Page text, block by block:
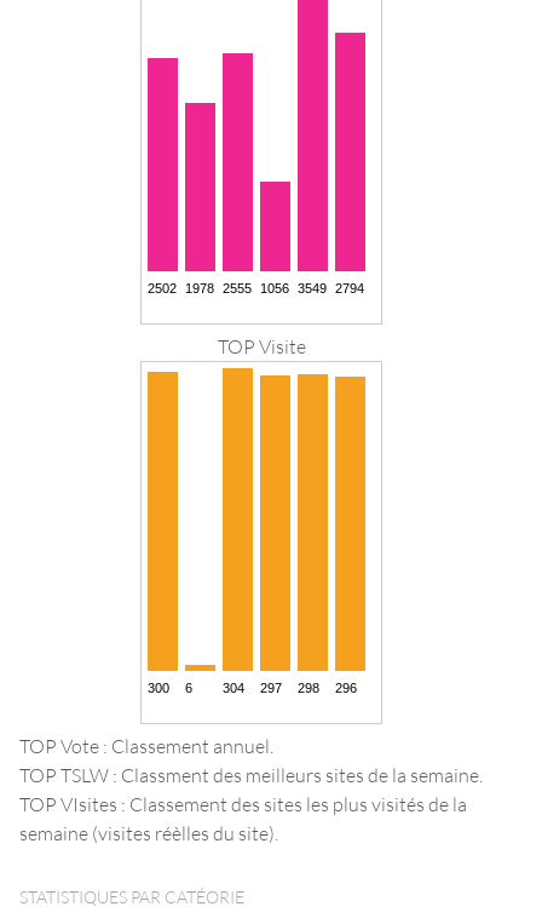
TOP Visite
TOP Vote : Classement annuel.
TOP TSLW : Classment des meilleurs sites de la semaine.
TOP VIsites : Classement des sites les plus visités de la
semaine (visites réèlles du site).
STATISTIQUES PAR CATÉORIE